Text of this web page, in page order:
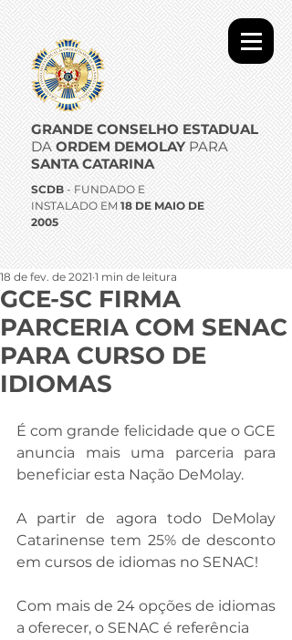
GRANDE CONSELHO ESTADUAL
DA ORDEM DEMOLAYPARA
SANTA CATARINA
SCDB - FUNDADO E
INSTALADO EM 18 DE MAIO DE
2005
GCE-SC FIRMA
PARCERIA COM SENAC
PARA CURSO DE
IDIOMAS
18 de fev. de 2021 1 min de leitura
É com grande felicidade que o GCE
anuncia mais uma parceria para
beneficiar esta Nação DeMolay.
A partir de agora todo DeMolay
Catarinense tem 25% de desconto
em cursos de idiomas no SENAC!
Com mais de 24 opções de idiomas
a oferecer, o SENAC é referência